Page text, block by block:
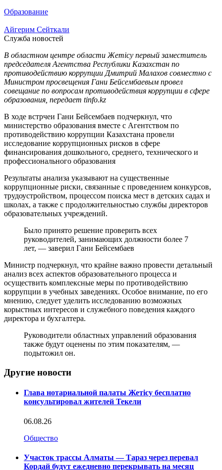
Образование
Айгерим Сейткали
Служба новостей
В областном центре области Жетісу первый заместитель
председателя Агентства Республики Казахстан по
противодействию коррупции Дмитрий Малахов совместно с
Министром просвещения Гани Бейсембаевым провел
совещание по вопросам противодействия коррупции в сфере
образования, передает tinfo.kz
В ходе встрчеи Гани Бейсембаев подчеркнул, что
министерство образования вместе с Агентством по
противодействию коррупции Казахстана провели
исследование коррупционных рисков в сфере
финансирования дошкольного, среднего, технического и
профессионального образования
Результаты анализа указывают на существенные
коррупционные риски, связанные с проведением конкурсов,
трудоустройством, процессом поиска мест в детских садах и
школах, а также с продолжительностью службы директоров
образовательных учреждений.
Было принято решение проверить всех
руководителей, занимающих должности более 7
лет, — заверил Гани Бейсембаев
Министр подчеркнул, что крайне важно провести детальный
анализ всех аспектов образовательного процесса и
осуществить комплексные меры по противодействию
коррупции в учебных заведениях. Особое внимание, по его
мнению, следует уделить исследованию возможных
корыстных интересов и служебного поведения каждого
директора и бухгалтера.
Руководители областных управлений образования
также будут оценены по этим показателям, —
подытожил он.
Другие новости
Глава нотариальной палаты Жетісу бесплатно
консультировал жителей Текели
06.08.26
Общество
Участок трассы Алматы — Тараз через перевал
Кордай будут ежедневно перекрывать на месяц